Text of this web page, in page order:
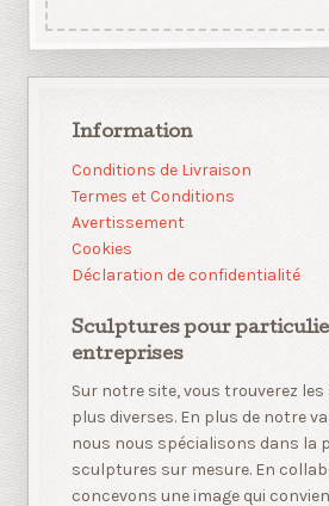
Information
Conditions de Livraison
Termes et Conditions
Avertissement
Cookies
Déclaration de confidentialité
Sculptures pour
entreprises
Sur notre site, vous trouverez
plus diverses. En plus de notre
nous nous spécialisons dans la
sculptures sur mesure. En
concevons une image qui